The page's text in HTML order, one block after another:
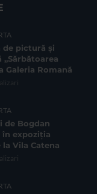
de pictură și
„Sărbătoarea
Galeria Romană
de Bogdan
în expoziția
la Vila Catena